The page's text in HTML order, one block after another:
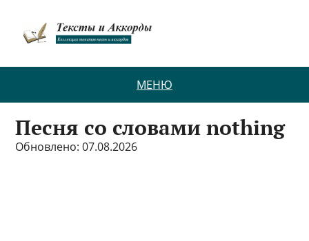
МЕНЮ
Песня со словами nothing
Обновлено: 07.08.2026